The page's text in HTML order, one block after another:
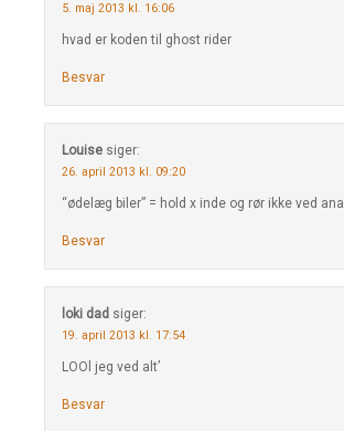
5. maj 2013 kl. 16:06
hvad er koden til ghost rider
Besvar
Louise siger:
26. april 2013 kl. 09:20
“ødelæg biler” = hold x inde og rør ikke ved
Besvar
loki dad siger:
19. april 2013 kl. 17:54
LOOl jeg ved alt’
Besvar